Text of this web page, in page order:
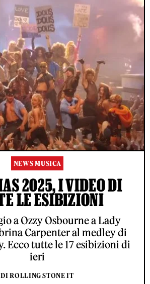
NEWS MUSICA
2025, I VIDEO DI
LE ESIBIZIONI
a Ozzy Osbourne a Lady
Carpenter al medley di
Ecco tutte le 17 esibizioni di
ieri
DI ROLLING STONE IT